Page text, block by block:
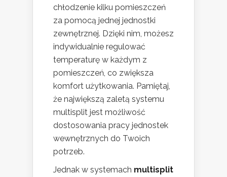
chłodzenie kilku pomieszczeń
za pomocą jednej jednostki
zewnętrznej. Dzięki nim, możesz
indywidualnie regulować
temperaturę w każdym z
pomieszczeń, co zwiększa
komfort użytkowania. Pamiętaj,
że największą zaletą systemu
multisplit jest możliwość
dostosowania pracy jednostek
wewnętrznych do Twoich
potrzeb.
Jednak w systemach multisplit